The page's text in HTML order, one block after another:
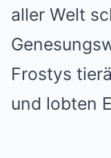
aller Welt
Frostys
und lobten